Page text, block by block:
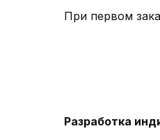
При первом
Разработка